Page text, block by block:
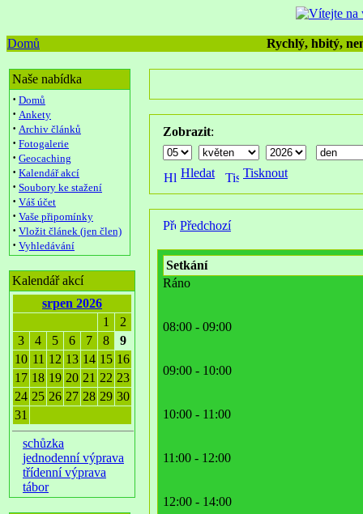
Domů Rychlý, hbitý,
Naše nabídka
· Domů
· Ankety
· Archiv článků
· Fotogalerie
· Geocaching
· Kalendář akcí
· Soubory ke stažení
· Váš účet
· Vaše připomínky
· Vložit článek (jen člen)
· Vyhledávání
Kalendář akcí
srpen 2026
1
2
3
4 5 6 7 8
9
10 11 12 13 14 15 16
17 18 19 20 21 22 23
24 25 26 27 28 29 30
31
schůzka
jednodenní výprava
třídenní výprava
tábor
Zobrazit:
Hledat Tisknout
Předchozí
Setkání
Ráno
08:00 - 09:00
09:00 - 10:00
10:00 - 11:00
11:00 - 12:00
12:00 - 14:00